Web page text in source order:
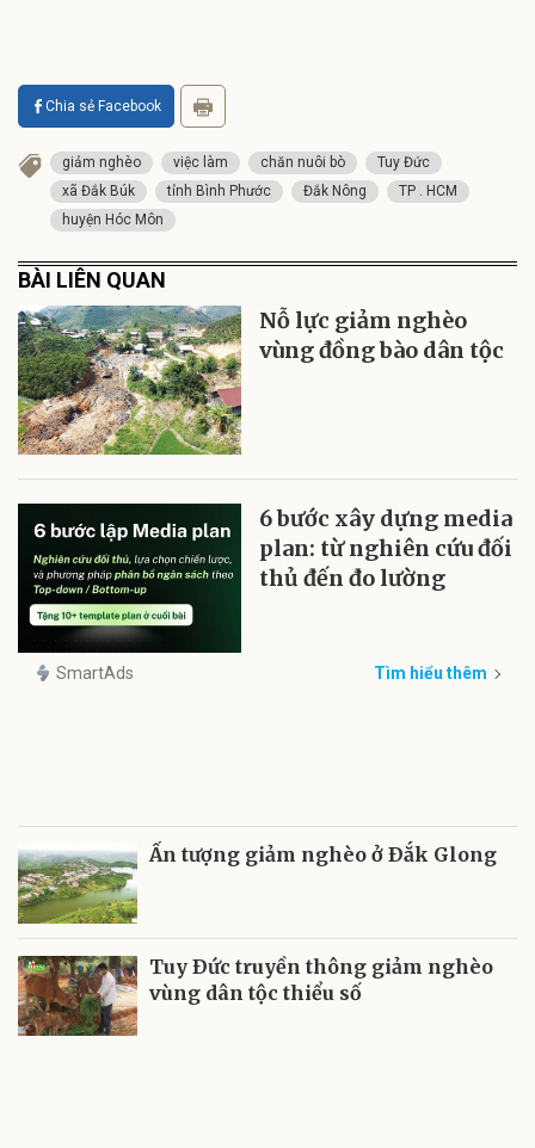
Chia sẻ Facebook
giảm nghèo việc làm chăn nuôi bò
Tuy Đức
xã Đắk Búk
tỉnh Bình Phước Đắk Nông
TP . HCM
huyện Hóc Môn
BÀI LIÊN QUAN
Nỗ lực giảm nghèo
vùng đồng bào dân tộc
6 bước xây dựng media
plan: từ nghiên cứu đối
thủ đến đo lường
SmartAds Tìm hiểu thêm
Ấn tượng giảm nghèo ở Ðắk Glong
Tuy Ðức truyền thông giảm nghèo
vùng dân tộc thiểu số